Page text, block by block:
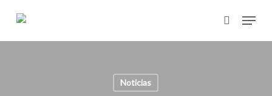
search
Menu
Noticias